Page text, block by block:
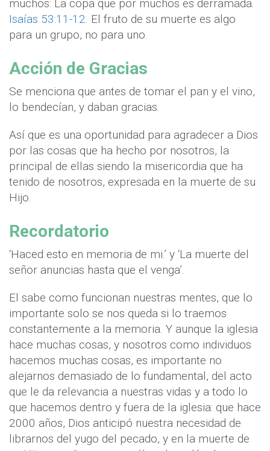
muchos: La copa que por muchos es derramada.
Isaías 53:11-12. El fruto de su muerte es algo
para un grupo, no para uno.
Acción de Gracias
Se menciona que antes de tomar el pan y el vino,
lo bendecían, y daban gracias.
Así que es una oportunidad para agradecer a Dios
por las cosas que ha hecho por nosotros, la
principal de ellas siendo la misericordia que ha
tenido de nosotros, expresada en la muerte de su
Hijo.
Recordatorio
‘Haced esto en memoria de mi.’ y ‘La muerte del
señor anuncias hasta que el venga’.
El sabe como funcionan nuestras mentes, que lo
importante solo se nos queda si lo traemos
constantemente a la memoria. Y aunque la iglesia
hace muchas cosas, y nosotros como individuos
hacemos muchas cosas, es importante no
alejarnos demasiado de lo fundamental, del acto
que le da relevancia a nuestras vidas y a todo lo
que hacemos dentro y fuera de la iglesia: que hace
2000 años, Dios anticipó nuestra necesidad de
librarnos del yugo del pecado, y en la muerte de